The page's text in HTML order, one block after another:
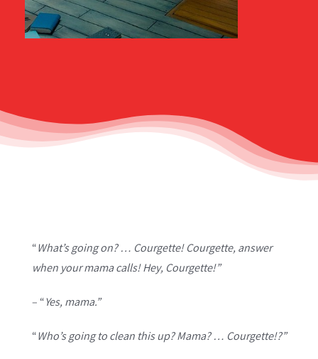
“What’s going on? … Courgette! Courgette, answer
when your mama calls! Hey, Courgette!”
– “Yes, mama.”
“Who’s going to clean this up? Mama? … Courgette!?”